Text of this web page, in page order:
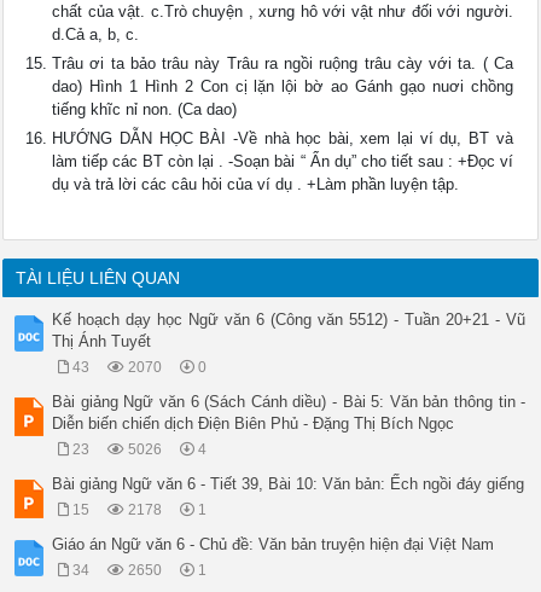
chất của vật. c.Trò chuyện , xưng hô với vật như đối với người.
d.Cả a, b, c.
Trâu ơi ta bảo trâu này Trâu ra ngồi ruộng trâu cày với ta. ( Ca
dao) Hình 1 Hình 2 Con cị lặn lội bờ ao Gánh gạo nuơi chồng
tiếng khĩc nỉ non. (Ca dao)
HƯỚNG DẪN HỌC BÀI -Về nhà học bài, xem lại ví dụ, BT và
làm tiếp các BT còn lại . -Soạn bài “ Ẩn dụ” cho tiết sau : +Đọc ví
dụ và trả lời các câu hỏi của ví dụ . +Làm phần luyện tập.
TÀI LIỆU LIÊN QUAN
Kế hoạch dạy học Ngữ văn 6 (Công văn 5512) - Tuần 20+21 - Vũ
Thị Ánh Tuyết
43 2070 0
Bài giảng Ngữ văn 6 (Sách Cánh diều) - Bài 5: Văn bản thông tin -
Diễn biến chiến dịch Điện Biên Phủ - Đặng Thị Bích Ngọc
23 5026 4
Bài giảng Ngữ văn 6 - Tiết 39, Bài 10: Văn bản: Ếch ngồi đáy giếng
15 2178 1
Giáo án Ngữ văn 6 - Chủ đề: Văn bản truyện hiện đại Việt Nam
34 2650 1